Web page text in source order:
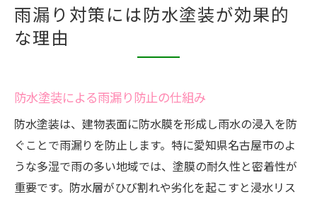
雨漏り対策には防水塗装が効果的
な理由
防水塗装による雨漏り防止の仕組み
防水塗装は、建物表面に防水膜を形成し雨水の浸入を防
ぐことで雨漏りを防止します。特に愛知県名古屋市のよ
うな多湿で雨の多い地域では、塗膜の耐久性と密着性が
重要です。防水層がひび割れや劣化を起こすと浸水リス